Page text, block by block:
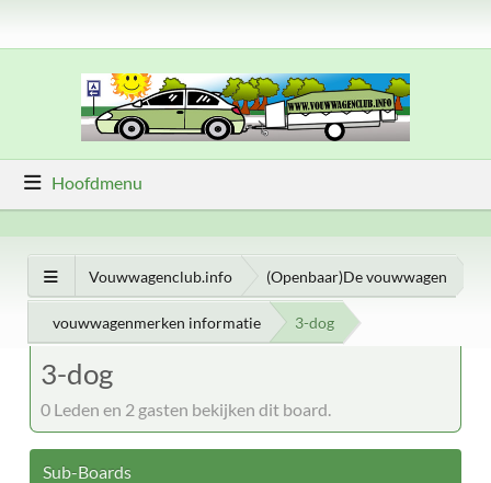
Hoofdmenu
Vouwwagenclub.info (Openbaar)De vouwwagen
vouwwagenmerken informatie 3-dog
3-dog
0 Leden en 2 gasten bekijken dit board.
Sub-Boards